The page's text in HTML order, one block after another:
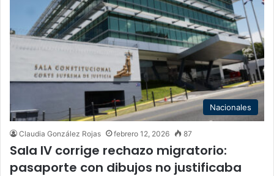
Nacionales
Claudia González Rojas febrero 12, 2026 87
Sala IV corrige rechazo migratorio:
pasaporte con dibujos no justificaba